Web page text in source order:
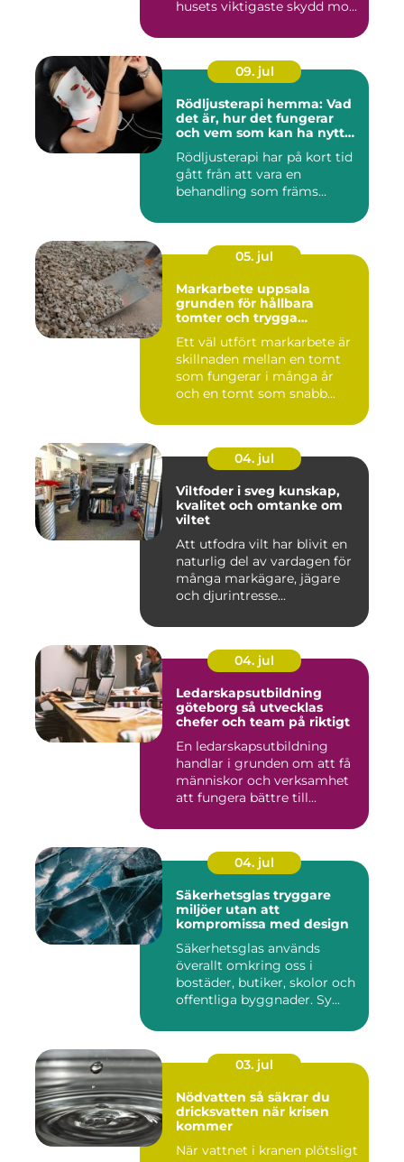
husets viktigaste skydd mo...
09. jul
Rödljusterapi hemma: Vad
det är, hur det fungerar
och vem som kan ha nytta
Rödljusterapi har på kort tid
gått från att vara en
behandling som främs...
05. jul
Markarbete uppsala
grunden för hållbara
tomter och trygga
Ett väl utfört markarbete är
skillnaden mellan en tomt
som fungerar i många år
och en tomt som snabb...
04. jul
Viltfoder i sveg kunskap,
kvalitet och omtanke om
viltet
Att utfodra vilt har blivit en
naturlig del av vardagen för
många markägare, jägare
och djurintresse...
04. jul
Ledarskapsutbildning
göteborg så utvecklas
chefer och team på riktigt
En ledarskapsutbildning
handlar i grunden om att få
människor och verksamhet
att fungera bättre till...
04. jul
Säkerhetsglas tryggare
miljöer utan att
kompromissa med design
Säkerhetsglas används
överallt omkring oss i
bostäder, butiker, skolor och
offentliga byggnader. Sy...
03. jul
Nödvatten så säkrar du
dricksvatten när krisen
kommer
När vattnet i kranen plötsligt